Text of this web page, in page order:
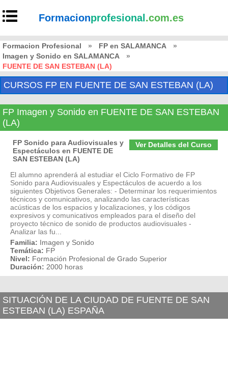
Formacionprofesional .com.es
Formacion Profesional » FP en SALAMANCA
»
Imagen y Sonido en SALAMANCA
»
FUENTE DE SAN ESTEBAN (LA)
CURSOS FP EN FUENTE DE SAN ESTEBAN (LA)
FP Imagen y Sonido en FUENTE DE SAN ESTEBAN
(LA)
Ver Detalles del Curso
FP Sonido para Audiovisuales y
Espectáculos en FUENTE DE
SAN ESTEBAN (LA)
El alumno aprenderá al estudiar el Ciclo Formativo de FP
Sonido para Audiovisuales y Espectáculos de acuerdo a los
siguientes Objetivos Generales: - Determinar los requerimientos
técnicos y comunicativos, analizando las características
acústicas de los espacios y localizaciones, y los códigos
expresivos y comunicativos empleados para el diseño del
proyecto técnico de sonido de productos audiovisuales -
Analizar las fu...
Familia: Imagen y Sonido
Temática: FP
Nivel: Formación Profesional de Grado Superior
Duración: 2000 horas
SITUACIÓN DE LA CIUDAD DE FUENTE DE SAN
ESTEBAN (LA) ESPAÑA